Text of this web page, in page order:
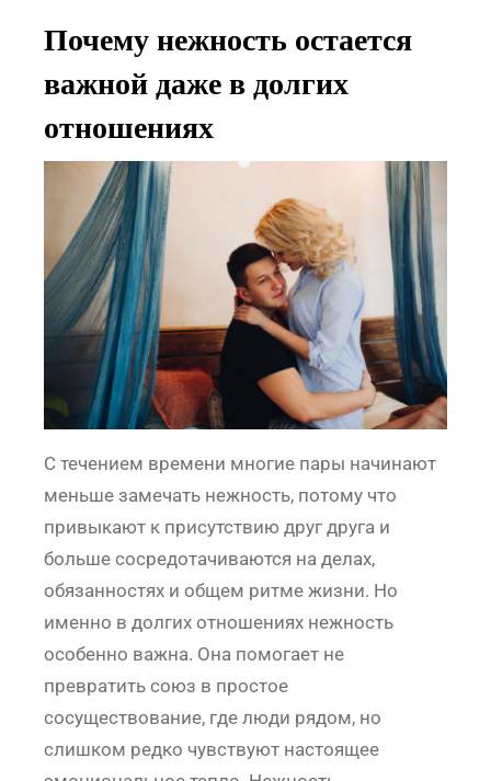
Почему нежность остается
важной даже в долгих
отношениях
С течением времени многие пары начинают
меньше замечать нежность, потому что
привыкают к присутствию друг друга и
больше сосредотачиваются на делах,
обязанностях и общем ритме жизни. Но
именно в долгих отношениях нежность
особенно важна. Она помогает не
превратить союз в простое
сосуществование, где люди рядом, но
слишком редко чувствуют настоящее